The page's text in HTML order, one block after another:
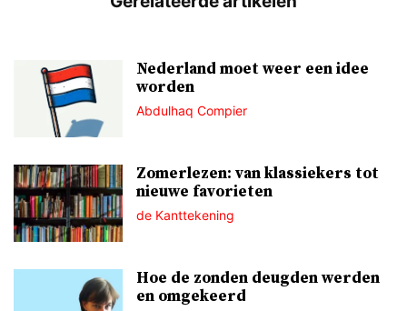
Nederland moet weer een idee
worden
Abdulhaq Compier
Zomerlezen: van klassiekers tot
nieuwe favorieten
de Kanttekening
Hoe de zonden deugden werden
en omgekeerd